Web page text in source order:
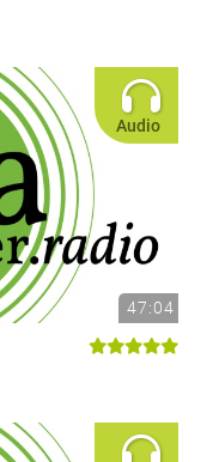
Audio
47:04